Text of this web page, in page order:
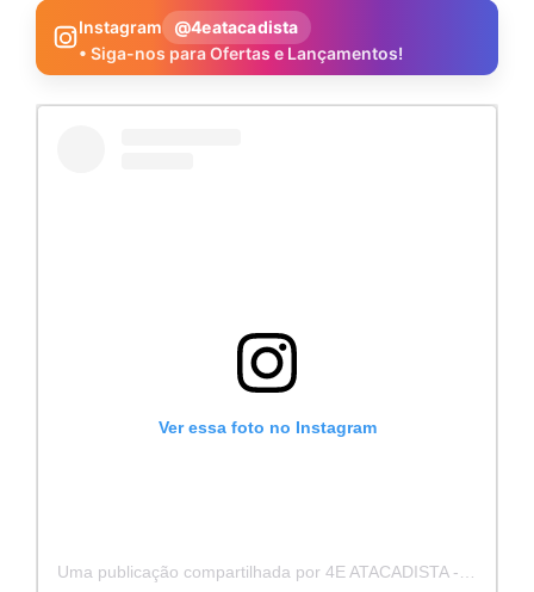
Instagram
@4eatacadista
• Siga-nos para Ofertas e Lançamentos!
Ver essa foto no Instagram